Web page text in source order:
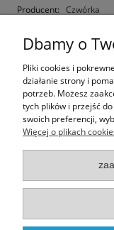
Producent: Czwórka
Opis
Opinie o
Rozmiar pocztówki:
Dbamy o
Pliki cookies i
działanie strony i
potrzeb. Możesz
tych plików i przejść
swoich preferencji,
Więcej o plikach